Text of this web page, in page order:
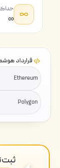
∞
قرارداد
Ethereum
Polygon